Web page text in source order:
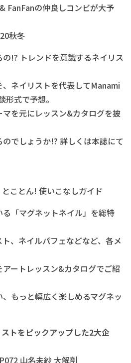
FanFanの仲良しコンビが大予
秋冬
!? トレンドを意識するネイリス
ネイリストを代表してManami
形式で予想。
を元にレッスン&カタログを披
でしょうか!? 詳しくは本誌にて
ことん! 使いこなしガイド
「マグネットネイル」を総特
、ネイルパフェなどなど、各メ
ートレッスン&カタログでご紹
もっと幅広く楽しめるマグネッ
ストをピックアップした2大企
山名未紗 大解剖